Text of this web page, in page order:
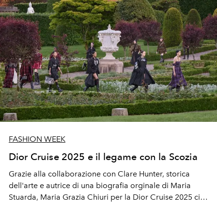
FASHION WEEK
Dior Cruise 2025 e il legame con la Scozia
Grazie alla collaborazione con Clare Hunter, storica
dell'arte e autrice di una biografia orginale di Maria
Stuarda, Maria Grazia Chiuri per la Dior Cruise 2025 ci